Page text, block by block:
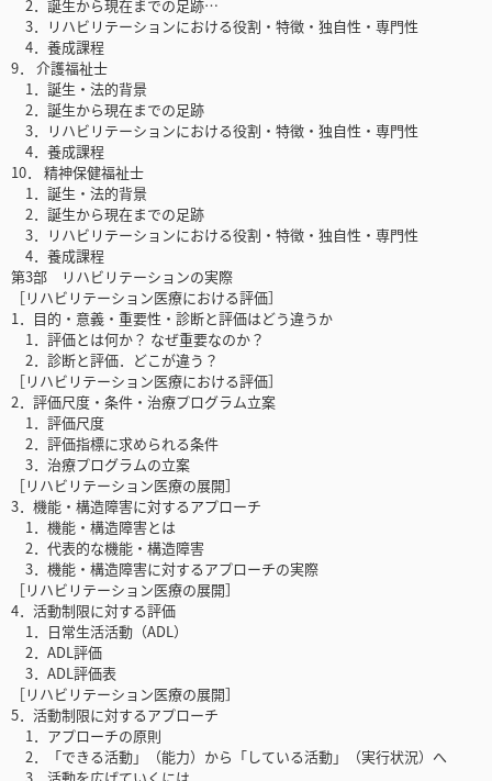
2．誕生から現在までの足跡…
3．リハビリテーションにおける役割・特徴・独自性・専門性
4．養成課程
9． 介護福祉士
1．誕生・法的背景
2．誕生から現在までの足跡
3．リハビリテーションにおける役割・特徴・独自性・専門性
4．養成課程
10． 精神保健福祉士
1．誕生・法的背景
2．誕生から現在までの足跡
3．リハビリテーションにおける役割・特徴・独自性・専門性
4．養成課程
第3部 リハビリテーションの実際
［リハビリテーション医療における評価］
1．目的・意義・重要性・診断と評価はどう違うか
1．評価とは何か？ なぜ重要なのか？
2．診断と評価．どこが違う？
［リハビリテーション医療における評価］
2．評価尺度・条件・治療プログラム立案
1．評価尺度
2．評価指標に求められる条件
3．治療プログラムの立案
［リハビリテーション医療の展開］
3．機能・構造障害に対するアプローチ
1．機能・構造障害とは
2．代表的な機能・構造障害
3．機能・構造障害に対するアプローチの実際
［リハビリテーション医療の展開］
4．活動制限に対する評価
1．日常生活活動（ADL）
2．ADL評価
3．ADL評価表
［リハビリテーション医療の展開］
5．活動制限に対するアプローチ
1．アプローチの原則
2．「できる活動」（能力）から「している活動」（実行状況）へ